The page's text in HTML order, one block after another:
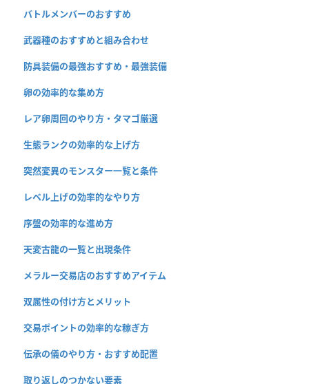
バトルメンバーのおすすめ
武器種のおすすめと組み合わせ
防具装備の最強おすすめ・最強装備
卵の効率的な集め方
レア卵周回のやり方・タマゴ厳選
生態ランクの効率的な上げ方
突然変異のモンスター一覧と条件
レベル上げの効率的なやり方
序盤の効率的な進め方
天変古龍の一覧と出現条件
メラルー交易店のおすすめアイテム
双属性の付け方とメリット
交易ポイントの効率的な稼ぎ方
伝承の儀のやり方・おすすめ配置
取り返しのつかない要素